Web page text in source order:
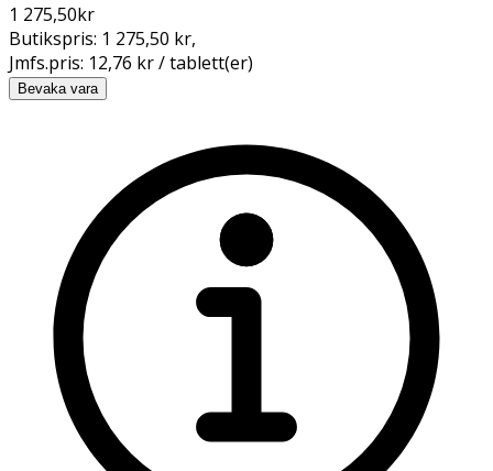
1 275,50kr
Butikspris: 1 275,50 kr,
Jmfs.pris: 12,76 kr / tablett(er)
Bevaka vara